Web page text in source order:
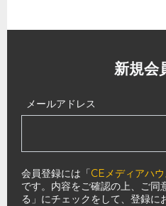
新規会
メールアドレス
会員登録には「CEメディアハ
です。内容をご確認の上、ご同
る」にチェックをして、登録に